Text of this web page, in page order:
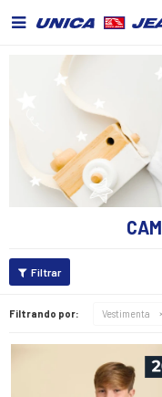

Filtrando por: Vestimenta